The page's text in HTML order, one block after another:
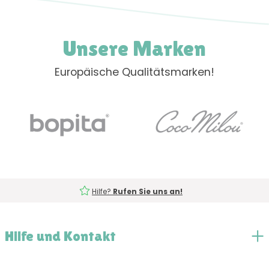
Unsere Marken
Europäische Qualitätsmarken!
Hilfe? Rufen Sie uns an!
Hilfe und Kontakt